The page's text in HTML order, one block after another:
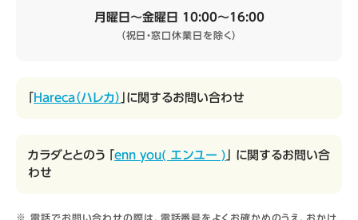
月曜日～金曜日 10:00～16:00
（祝日・窓口休業日を除く）
Hareca（ハレカ） 」に関するお問い合わせ
カラダととのう 「 enn you( エンユー ) 」 に関するお問い合
わせ
電話でお問い合わせの際は、電話番号をよくお確かめのうえ、おかけ